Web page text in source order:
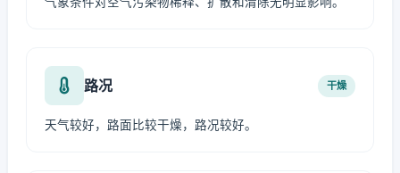
路况 干燥
天气较好，路面比较干燥，路况较好。